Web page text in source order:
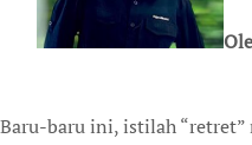
Baru-baru ini, istilah “retret”